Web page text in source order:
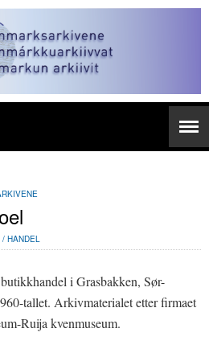
/ HANDEL
i Grasbakken, Sør-
tallet. Arkivmaterialet etter firmaet
Ruija kvenmuseum.